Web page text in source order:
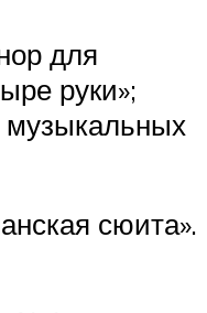
для
руки»;
музыкальных
сюита».